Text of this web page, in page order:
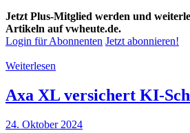
Jetzt Plus-Mitglied werden und
Artikeln auf vwheute.de.
Login für Abonnenten Jetzt abonnieren!
Weiterlesen
Axa XL versichert KI-
24. Oktober 2024